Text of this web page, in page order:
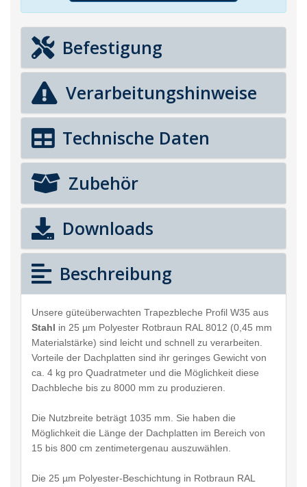
Befestigung
Verarbeitungshinweise
Technische Daten
Zubehör
Downloads
Beschreibung
Unsere güteüberwachten Trapezbleche Profil W35 aus
Stahl in 25 µm Polyester Rotbraun RAL 8012 (0,45 mm
Materialstärke) sind leicht und schnell zu verarbeiten.
Vorteile der Dachplatten sind ihr geringes Gewicht von
ca. 4 kg pro Quadratmeter und die Möglichkeit diese
Dachbleche bis zu 8000 mm zu produzieren.
Die Nutzbreite beträgt 1035 mm. Sie haben die
Möglichkeit die Länge der Dachplatten im Bereich von
15 bis 800 cm zentimetergenau auszuwählen.
Die 25 µm Polyester-Beschichtung in Rotbraun RAL